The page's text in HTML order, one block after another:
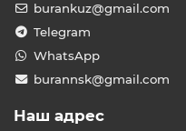
burankuz@gmail.com
Telegram
WhatsApp
burannsk@gmail.com
Наш адрес